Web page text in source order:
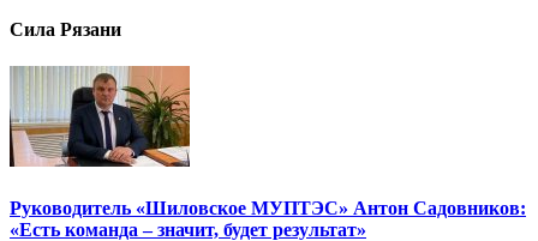
Сила Рязани
Руководитель «Шиловское МУПТЭС» Антон Садовников:
«Есть команда – значит, будет результат»